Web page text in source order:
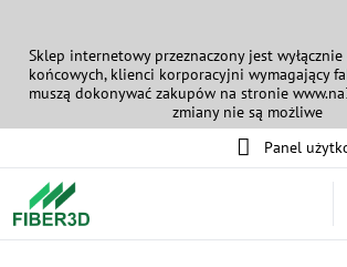
Sklep internetowy przeznaczony jest
końcowych, klienci korporacyjni wymagający
muszą dokonywać zakupów na stronie
zmiany nie są możliwe
Panel